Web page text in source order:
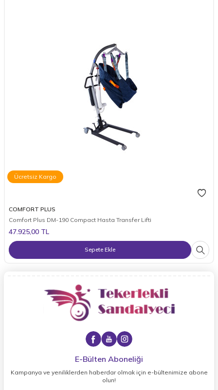
Ücretsiz Kargo
COMFORT PLUS
Comfort Plus DM-190 Compact Hasta Transfer Lifti
47.925,00 TL
Sepete Ekle
E-Bülten Aboneliği
Kampanya ve yeniliklerden haberdar olmak için e-bültenimize abone
olun!